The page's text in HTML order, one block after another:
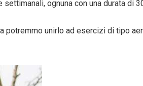
ognuna con una durata di
potremmo unirlo ad esercizi di tipo